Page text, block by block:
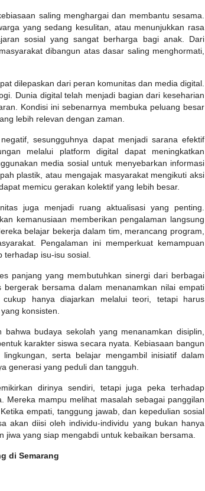
saling menghargai dan membantu sesama.
yang sedang kesulitan, atau menunjukkan rasa
sosial yang sangat berharga bagi anak. Dari
dibangun atas dasar saling menghormati,
dilepaskan dari peran komunitas dan media digital.
Dunia digital telah menjadi bagian dari keseharian
Kondisi ini sebenarnya membuka peluang besar
lebih relevan dengan zaman.
sesungguhnya dapat menjadi sarana efektif
melalui platform digital dapat meningkatkan
media sosial untuk menyebarkan informasi
plastik, atau mengajak masyarakat mengikuti aksi
memicu gerakan kolektif yang lebih besar.
juga menjadi ruang aktualisasi yang penting.
kemanusiaan memberikan pengalaman langsung
belajar bekerja dalam tim, merancang program,
Pengalaman ini memperkuat kemampuan
isu-isu sosial.
panjang yang membutuhkan sinergi dari berbagai
bersama dalam menanamkan nilai empati
hanya diajarkan melalui teori, tetapi harus
konsisten.
budaya sekolah yang menanamkan disiplin,
karakter siswa secara nyata. Kebiasaan bangun
serta belajar mengambil inisiatif dalam
generasi yang peduli dan tangguh.
dirinya sendiri, tetapi juga peka terhadap
Mereka mampu melihat masalah sebagai panggilan
empati, tanggung jawab, dan kepedulian sosial
akan diisi oleh individu-individu yang bukan hanya
yang siap mengabdi untuk kebaikan bersama.
di Semarang